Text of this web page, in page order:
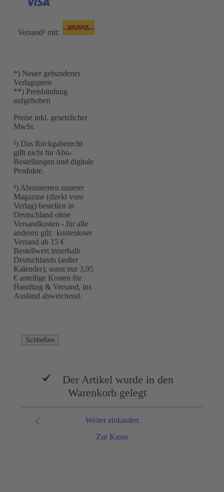
Versand³ mit:
*) Neuer gebundener
Verlagspreis
**) Preisbindung
aufgehoben
Preise inkl. gesetzlicher
MwSt.
²) Das Rückgaberecht
gillt nicht für Abo-
Bestellungen und digitale
Produkte.
³) Abonnenten unserer
Magazine (direkt vom
Verlag) bestellen in
Deutschland ohne
Versandkosten - für alle
anderen gilt: kostenloser
Versand ab 15 €
Bestellwert innerhalb
Deutschlands (außer
Kalender); sonst nur 3,95
€ anteilige Kosten für
Handling & Versand, ins
Ausland abweichend.
Schließen
Der Artikel wurde in den
Warenkorb gelegt
Zur Kasse
Weiter einkaufen